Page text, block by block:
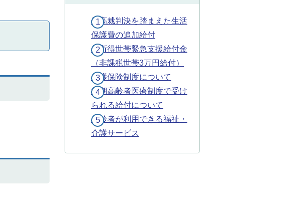
最高裁判決を踏まえた生活
保護費の追加給付
低所得世帯緊急支援給付金
（非課税世帯3万円給付）
介護保険制度について
後期高齢者医療制度で受け
られる給付について
高齢者が利用できる福祉・
介護サービス